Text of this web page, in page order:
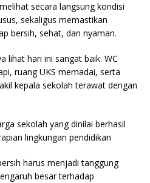
secara langsung kondisi
sekaligus memastikan
bersih, sehat, dan nyaman.
lihat hari ini sangat baik. WC
ruang UKS memadai, serta
kepala sekolah terawat dengan
sekolah yang dinilai berhasil
lingkungan pendidikan
harus menjadi tanggung
besar terhadap